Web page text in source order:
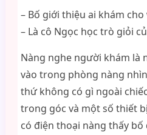
– Bố giới thiệu ai khám cho
– Là cô Ngọc học trò giỏi
Nàng nghe người khám là
vào trong phòng nàng
thứ không có gì ngoài
trong góc và một số thiết
có điện thoại nàng thấy